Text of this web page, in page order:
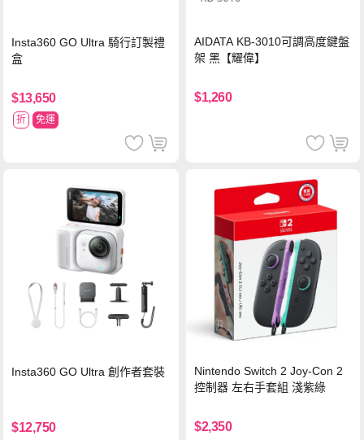
Insta360 GO Ultra 騎行訂製禮
盒
$13,650
折 免運
AIDATA KB-3010可調高度鍵盤
架 黑【耀偉】
$1,260
Insta360 GO Ultra 創作者套裝
$12,750
Nintendo Switch 2 Joy-Con 2
控制器 左右手套組 淺紫綠
$2,350